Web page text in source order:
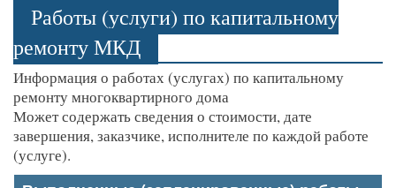
Работы (услуги) по капитальному
ремонту МКД
Информация о работах (услугах) по капитальному
ремонту многоквартирного дома
Может содержать сведения о стоимости, дате
завершения, заказчике, исполнителе по каждой работе
(услуге).